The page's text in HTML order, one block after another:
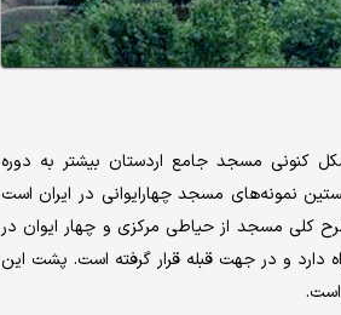
کنونی مسجد جامع اردستان بیشتر به دوره
نمونه‌های مسجد چهارایوانی در ایران است
کلی مسجد از حیاطی مرکزی و چهار ایوان در
دارد و در جهت قبله قرار گرفته است. پشت این
است.